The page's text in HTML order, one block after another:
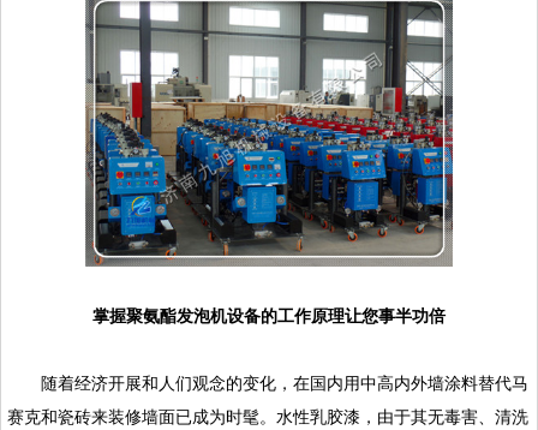
掌握聚氨酯发泡机设备的工作原理让您事半功倍
随着经济开展和人们观念的变化，在国内用中高内外墙涂料替代马
赛克和瓷砖来装修墙面已成为时髦。水性乳胶漆，由于其无毒害、清洗